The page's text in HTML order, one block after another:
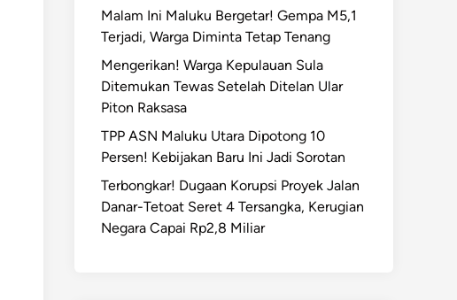
Malam Ini Maluku Bergetar! Gempa M5,1
Terjadi, Warga Diminta Tetap Tenang
Mengerikan! Warga Kepulauan Sula
Ditemukan Tewas Setelah Ditelan Ular
Piton Raksasa
TPP ASN Maluku Utara Dipotong 10
Persen! Kebijakan Baru Ini Jadi Sorotan
Terbongkar! Dugaan Korupsi Proyek Jalan
Danar-Tetoat Seret 4 Tersangka, Kerugian
Negara Capai Rp2,8 Miliar